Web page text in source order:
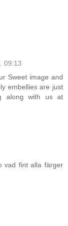
09:13
Sweet image and
embellies are just
along with us at
vad fint alla färger